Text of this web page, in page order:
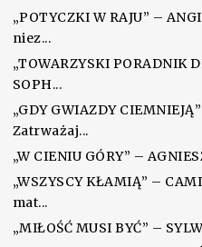
„POTYCZKI W RAJU” –
niez...
„TOWARZYSKI PORADNIK
SOPH...
„GDY GWIAZDY
Zatrważaj...
„W CIENIU GÓRY” –
„WSZYSCY KŁAMIĄ” –
mat...
„MIŁOŚĆ MUSI BYĆ” –